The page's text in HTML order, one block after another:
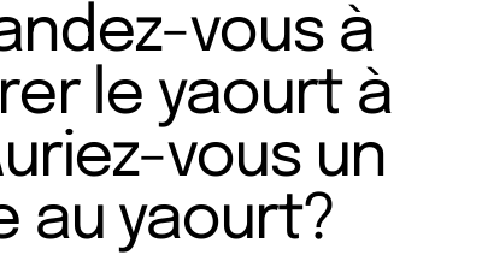
vous à
le yaourt à
vous un
au yaourt?